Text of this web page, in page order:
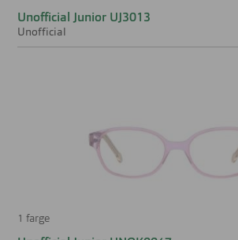
Unofficial Junior UJ3013
Unofficial
1 farge